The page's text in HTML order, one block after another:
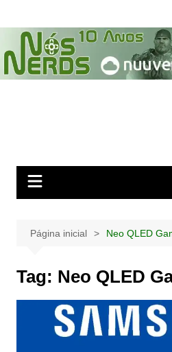
para
conteúdo
Página inicial Neo QLED
Tag: Neo QLED